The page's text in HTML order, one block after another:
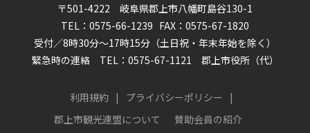
〒501-4222 岐阜県郡上市八幡町島谷130-1
TEL：0575-66-1239 FAX：0575-67-1820
受付／8時30分～17時15分（土日祝・年末年始を除く）
緊急時の連絡 TEL：0575-67-1121 郡上市役所（代）
利用規約
プライバシーポリシー
郡上市観光連盟について
賛助会員の紹介